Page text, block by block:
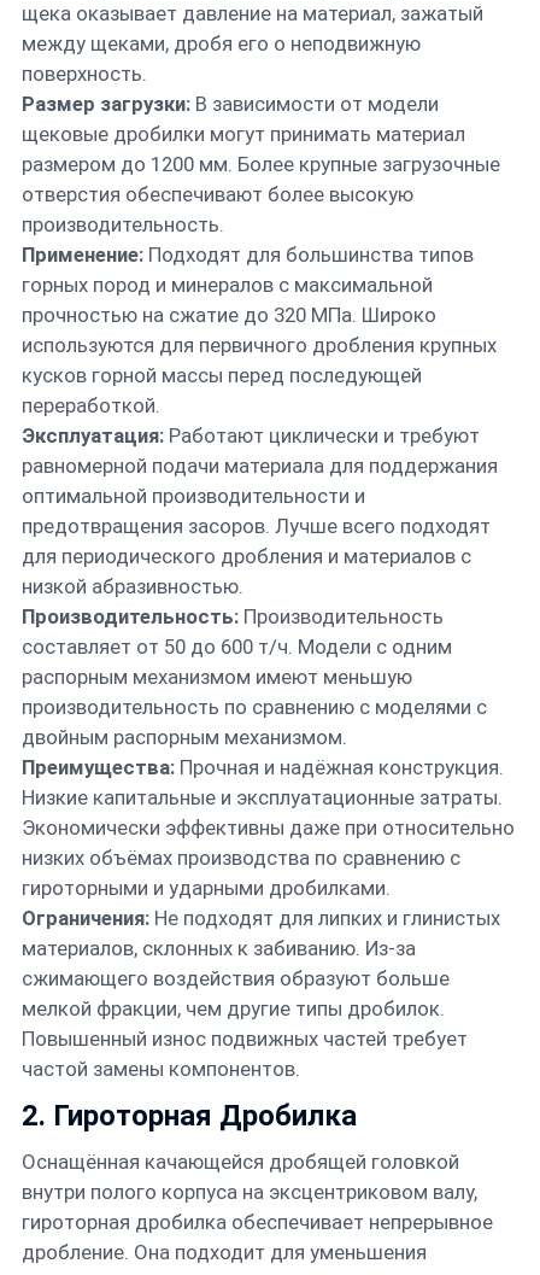
щека оказывает давление на материал, зажатый
между щеками, дробя его о неподвижную
поверхность.
Размер загрузки:В зависимости от модели
щековые дробилки могут принимать материал
размером до 1200 мм. Более крупные загрузочные
отверстия обеспечивают более высокую
производительность.
Применение:Подходят для большинства типов
горных пород и минералов с максимальной
прочностью на сжатие до 320 МПа. Широко
используются для первичного дробления крупных
кусков горной массы перед последующей
переработкой.
Эксплуатация:Работают циклически и требуют
равномерной подачи материала для поддержания
оптимальной производительности и
предотвращения засоров. Лучше всего подходят
для периодического дробления и материалов с
низкой абразивностью.
Производительность:Производительность
составляет от 50 до 600 т/ч. Модели с одним
распорным механизмом имеют меньшую
производительность по сравнению с моделями с
двойным распорным механизмом.
Преимущества:Прочная и надёжная конструкция.
Низкие капитальные и эксплуатационные затраты.
Экономически эффективны даже при относительно
низких объёмах производства по сравнению с
гироторными и ударными дробилками.
Ограничения:Не подходят для липких и глинистых
материалов, склонных к забиванию. Из-за
сжимающего воздействия образуют больше
мелкой фракции, чем другие типы дробилок.
Повышенный износ подвижных частей требует
частой замены компонентов.
2. Гироторная Дробилка
Оснащённая качающейся дробящей головкой
внутри полого корпуса на эксцентриковом валу,
гироторная дробилка обеспечивает непрерывное
дробление. Она подходит для уменьшения